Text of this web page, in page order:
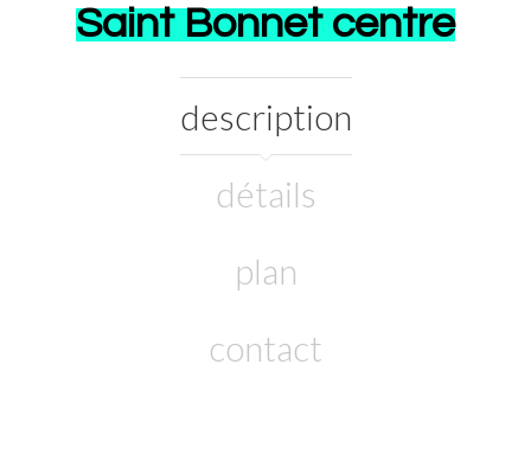
Saint Bonnet centre
description
détails
plan
contact